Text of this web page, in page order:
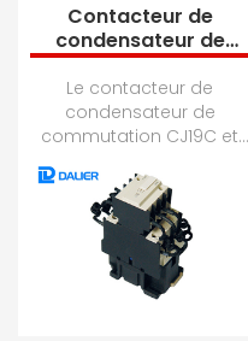
Contacteur de
condensateur de
commutation CJ19C-
32
Le contacteur de
condensateur de
commutation CJ19C et
court) ne peut être utilisé
que pour son propre ...